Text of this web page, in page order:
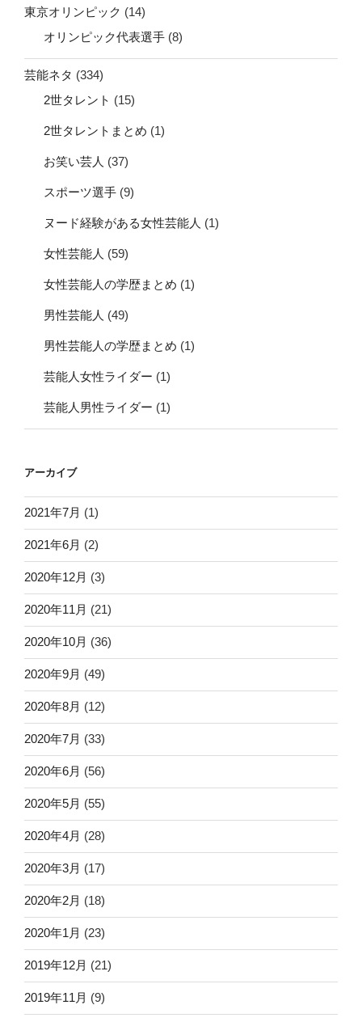
東京オリンピック (14)
オリンピック代表選手 (8)
芸能ネタ (334)
2世タレント (15)
2世タレントまとめ (1)
お笑い芸人 (37)
スポーツ選手 (9)
ヌード経験がある女性芸能人 (1)
女性芸能人 (59)
女性芸能人の学歴まとめ (1)
男性芸能人 (49)
男性芸能人の学歴まとめ (1)
芸能人女性ライダー (1)
芸能人男性ライダー (1)
アーカイブ
2021年7月 (1)
2021年6月 (2)
2020年12月 (3)
2020年11月 (21)
2020年10月 (36)
2020年9月 (49)
2020年8月 (12)
2020年7月 (33)
2020年6月 (56)
2020年5月 (55)
2020年4月 (28)
2020年3月 (17)
2020年2月 (18)
2020年1月 (23)
2019年12月 (21)
2019年11月 (9)